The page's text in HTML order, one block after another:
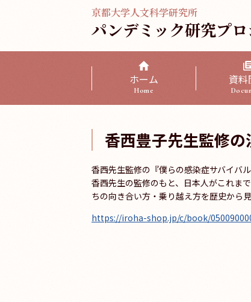
京都大学人文科学研究所
パンデミック研究プロ
ホーム
Home
資
香西豊子先生監修
香西先生監修の『僕らの感染症サバイバ
香西先生の監修のもと、日本人がこれま
ちの向き合い方・乗り越え方を歴史から
https://iroha-shop.jp/c/book/